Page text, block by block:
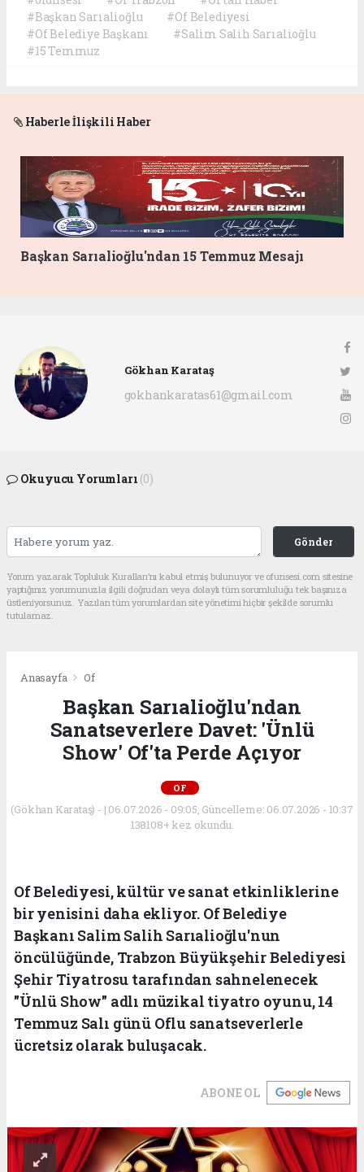
#Başkan Sarıalioğlu
#Of Belediyesi
#Of Belediye Başkanı
#Salim Salih Sarıalioğlu
#15 Temmuz
Haberle İlişkili Haber
Başkan Sarıalioğlu'ndan 15 Temmuz Mesajı
Gökhan Karataş
gokhankaratas61@gmail.com
Okuyucu Yorumları (0)
Gönder
Yorum yazarak Topluluk Kuralları’nı kabul etmiş bulunuyor ve ofunsesi.com sitesine
yaptığınız yorumunuzla ilgili doğrudan veya dolaylı tüm sorumluluğu tek başınıza
üstleniyorsunuz. Yazılan tüm yorumlardan site yönetimi hiçbir şekilde sorumlu
tutulamaz.
Anasayfa Of
Başkan Sarıalioğlu'ndan
Sanatseverlere Davet: 'Ünlü
Show' Of'ta Perde Açıyor
OF
(Gökhan Karataş) - | 06.07.2026 - 09:05, Güncelleme: 06.07.2026 - 10:37
138108+ kez okundu.
Of Belediyesi, kültür ve sanat etkinliklerine
bir yenisini daha ekliyor. Of Belediye
Başkanı Salim Salih Sarıalioğlu'nun
öncülüğünde, Trabzon Büyükşehir Belediyesi
Şehir Tiyatrosu tarafından sahnelenecek
"Ünlü Show" adlı müzikal tiyatro oyunu, 14
Temmuz Salı günü Oflu sanatseverlerle
ücretsiz olarak buluşacak.
ABONE OL